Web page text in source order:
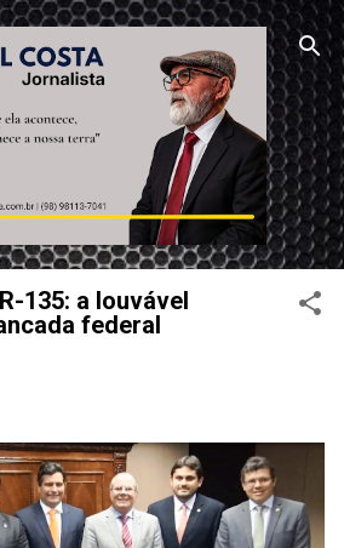
o conteúdo principal
135: a louvável
federal